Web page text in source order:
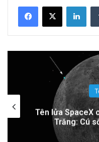
Related Articles
11
Khám
Trên
Nghệ
1 day
Trung Quốc áp
để ngăn chặn